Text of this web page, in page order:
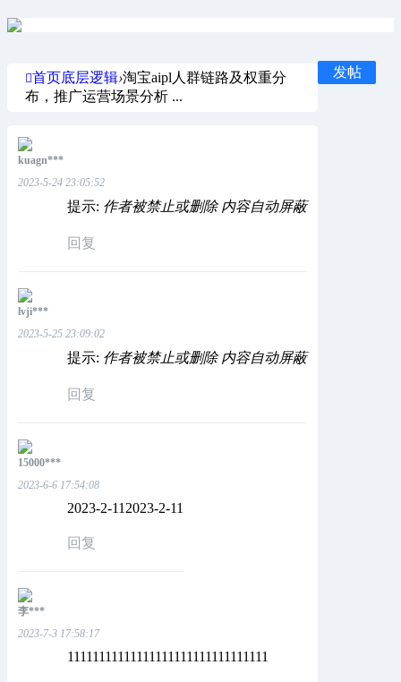
发帖
首页底层逻辑›淘宝aipl人群链路及权重分
布，推广运营场景分析 ...
kuagn***
2023-5-24 23:05:52
提示: 作者被禁止或删除 内容自动屏蔽
回复
lvji***
2023-5-25 23:09:02
提示: 作者被禁止或删除 内容自动屏蔽
回复
15000***
2023-6-6 17:54:08
2023-2-112023-2-11
回复
李***
2023-7-3 17:58:17
11111111111111111111111111111111